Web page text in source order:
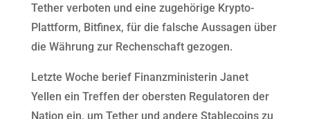
Tether verboten und eine zugehörige Krypto-
Plattform, Bitfinex, für die falsche Aussagen über
die Währung zur Rechenschaft gezogen.
Letzte Woche berief Finanzministerin Janet
Yellen ein Treffen der obersten Regulatoren der
Nation ein, um Tether und andere Stablecoins zu